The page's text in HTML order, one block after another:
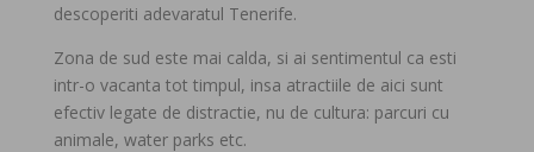
descoperiti adevaratul Tenerife.
Zona de sud este mai calda, si ai sentimentul ca esti
intr-o vacanta tot timpul, insa atractiile de aici sunt
efectiv legate de distractie, nu de cultura: parcuri cu
animale, water parks etc.